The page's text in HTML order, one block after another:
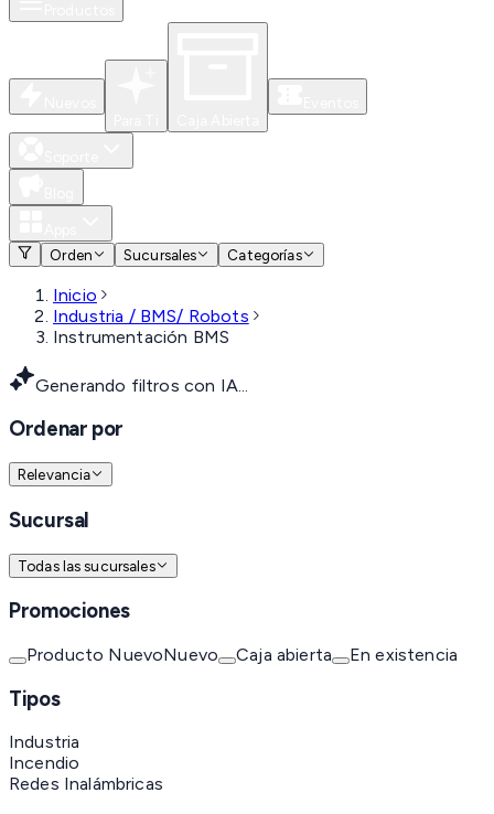
Orden
Sucursales Categorías
Inicio
Industria / BMS/ Robots
Instrumentación BMS
Generando filtros con IA...
Ordenar por
Relevancia
Sucursal
Todas las sucursales
Promociones
Producto NuevoNuevo Caja abierta En existencia
Tipos
Industria
Incendio
Redes Inalámbricas